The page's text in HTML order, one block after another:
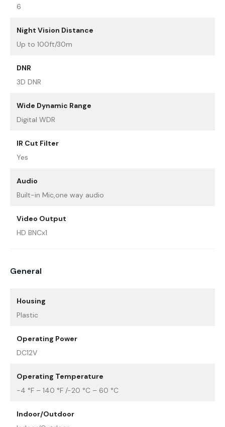
6
Night Vision Distance
Up to 100ft/30m
DNR
3D DNR
Wide Dynamic Range
Digital WDR
IR Cut Filter
Yes
Audio
Built-in Mic,one way audio
Video Output
HD BNCx1
General
Housing
Plastic
Operating Power
DC12V
Operating Temperature
-4 °F – 140 °F /-20 °C – 60 °C
Indoor/Outdoor